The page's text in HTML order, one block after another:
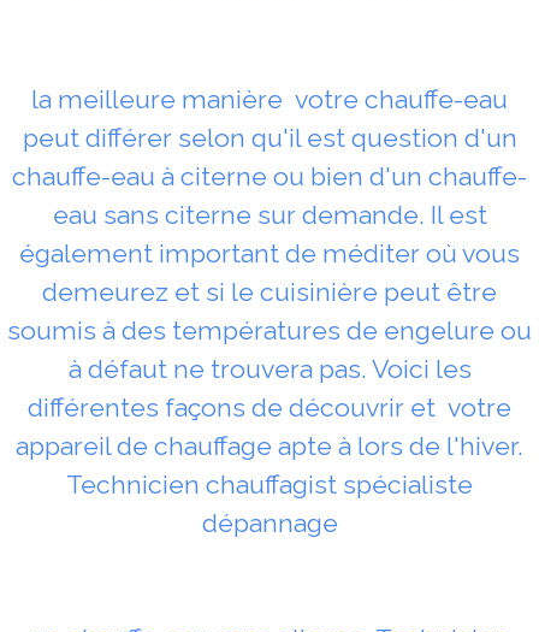
la meilleure manière votre chauffe-eau
peut différer selon qu'il est question d'un
chauffe-eau à citerne ou bien d'un chauffe-
eau sans citerne sur demande. Il est
également important de méditer où vous
demeurez et si le cuisinière peut être
soumis à des températures de engelure ou
à défaut ne trouvera pas. Voici les
différentes façons de découvrir et votre
appareil de chauffage apte à lors de l'hiver.
Technicien chauffagist spécialiste
dépannage